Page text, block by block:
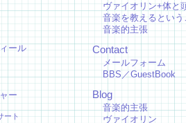
ール
ー
ート
ヴァイオリン+体と
音楽を教えるという
音楽的主張
Contact
メールフォーム
BBS／GuestBook
Blog
音楽的主張
ヴァイオリン